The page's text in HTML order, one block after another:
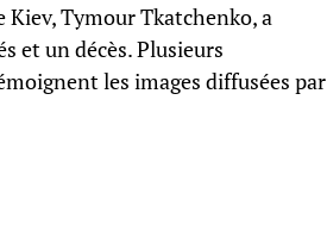
Tymour Tkatchenko, a
et un décès. Plusieurs
les images diffusées par